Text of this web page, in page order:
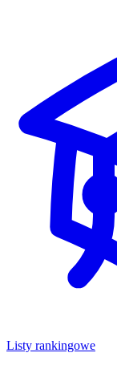
Listy rankingowe